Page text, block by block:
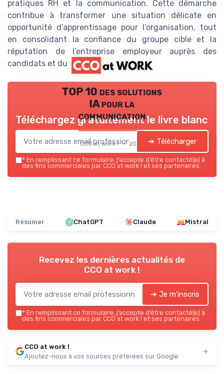
pratiques RH et la communication. Cette démarche
contribue à transformer une situation délicate en
opportunité d’apprentissage pour l’organisation, tout
en consolidant la confiance du groupe cible et la
réputation de l’entreprise employeur auprès des
candidats et du marché business.
TOP 10 des solutions
IA pour la
communication
CCO at work ! — 2026
Téléchargez gratuitement le livre blanc
➔ Télécharger
* En remplissant ce formulaire, j’accepte d’être contacté(e) à
des fins commerciales par CCO at work ! et ses partenaires.
Résumer ChatGPT Claude Mistral
Recevez les dernières actualités de
CCO at work !
➔ Je m'inscris
* En remplissant ce formulaire, j’accepte d’être contacté(e) à
des fins commerciales par CCO at work ! et ses partenaires.
CCO at work !
Ajoutez-nous à vos sources préférées sur Google